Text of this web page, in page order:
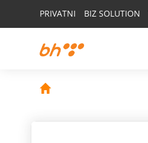
PRIVATNI BIZ SOLUTION